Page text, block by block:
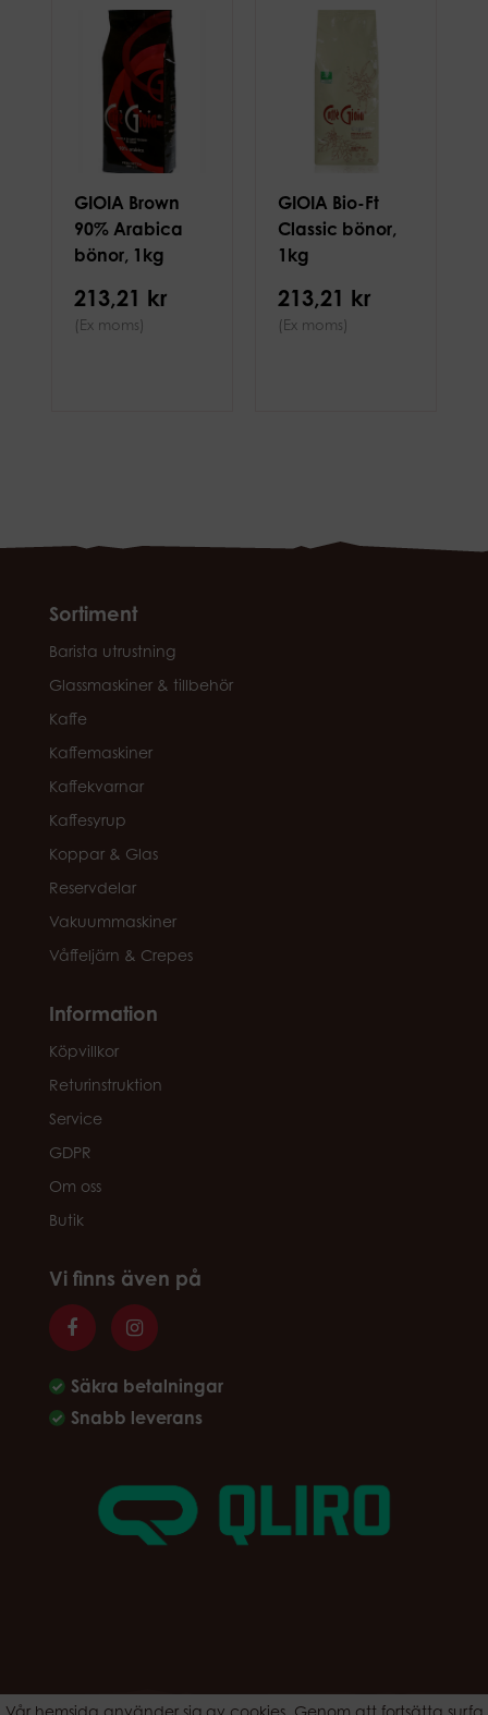
GIOIA Brown
90% Arabica
bönor, 1kg
213,21 kr
(Ex moms)
GIOIA Bio-Ft
Classic bönor,
1kg
213,21 kr
(Ex moms)
Sortiment
Barista utrustning
Glassmaskiner & tillbehör
Kaffe
Kaffemaskiner
Kaffekvarnar
Kaffesyrup
Koppar & Glas
Reservdelar
Vakuummaskiner
Våffeljärn & Crepes
Information
Köpvillkor
Returinstruktion
Service
GDPR
Om oss
Butik
Vi finns även på
Säkra betalningar
Snabb leverans